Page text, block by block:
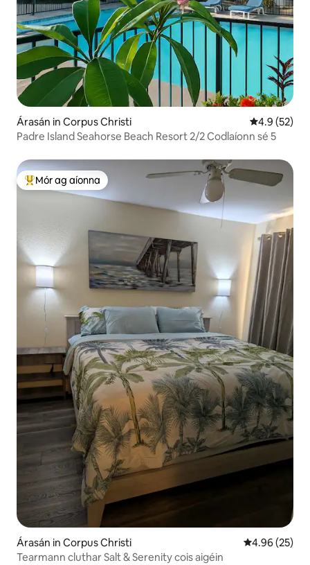
Árasán in Corpus Christi Meánrátáil
4.9 (52)
Padre Island Seahorse Beach Resort 2/2 Codlaíonn sé 5
An-mhór ag aíonna
Mór ag aíonna
Árasán in Corpus Christi Meánrátáil
4.96 (25)
Tearmann cluthar Salt & Serenity cois aigéin